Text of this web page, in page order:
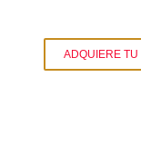
ADQUIERE